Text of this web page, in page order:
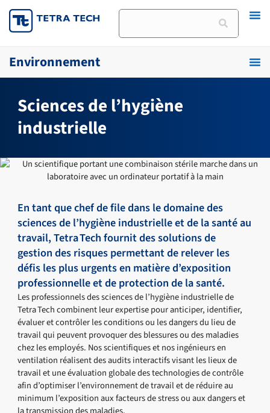
Skip
to
Rechercher
Environnement
Sciences de l’hygiène
industrielle
En tant que chef de file dans le domaine des
sciences de l’hygiène industrielle et de la santé au
travail, Tetra Tech fournit des solutions de
gestion des risques permettant de relever les
défis les plus urgents en matière d’exposition
professionnelle et de protection de la santé.
Les professionnels des sciences de l’hygiène industrielle de
Tetra Tech combinent leur expertise pour anticiper, identifier,
évaluer et contrôler les conditions ou les dangers du lieu de
travail qui peuvent provoquer des blessures ou des maladies
chez les employés. Nos scientifiques et nos ingénieurs en
ventilation réalisent des audits interactifs visant les lieux de
travail et une évaluation globale des technologies de contrôle
afin d’optimiser l’environnement de travail et de réduire au
minimum l’exposition aux facteurs de stress ou aux dangers et